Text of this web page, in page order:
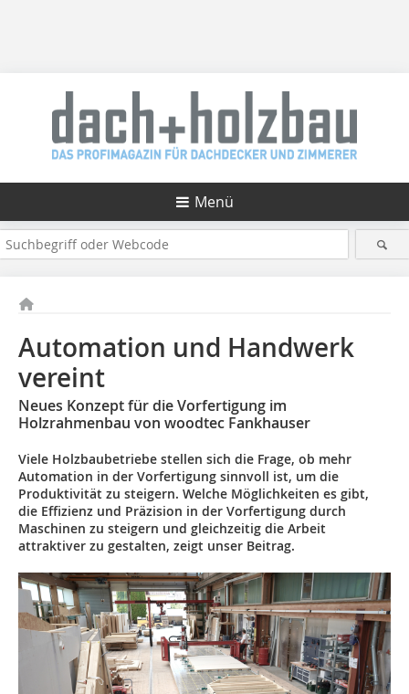
Menü
Automation und Handwerk
vereint
Neues Konzept für die Vorfertigung im
Holzrahmenbau von woodtec Fankhauser
Viele Holzbaubetriebe stellen sich die Frage, ob mehr
Automation in der Vorfertigung sinnvoll ist, um die
Produktivität zu steigern. Welche Möglichkeiten es gibt,
die Effizienz und Präzision in der Vorfertigung durch
Maschinen zu steigern und gleichzeitig die Arbeit
attraktiver zu gestalten, zeigt unser Beitrag.